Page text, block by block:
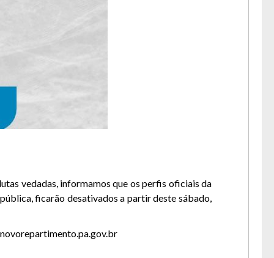
vedadas, informamos que os perfis oficiais da
ficarão desativados a partir deste sábado,